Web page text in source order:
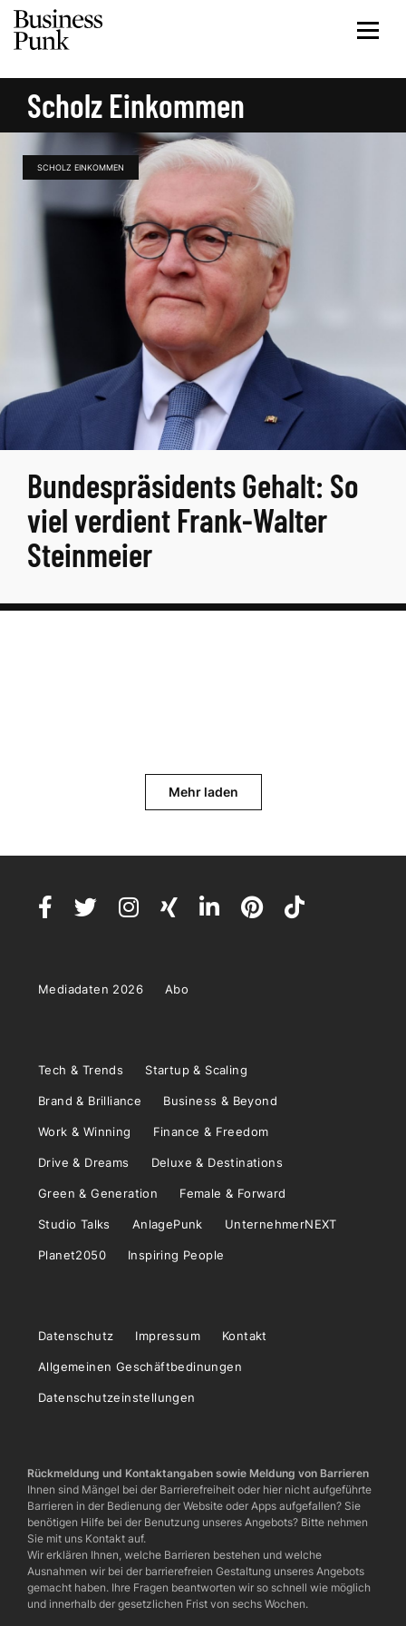
Scholz Einkommen
SCHOLZ EINKOMMEN
Bundespräsidents Gehalt: So
viel verdient Frank-Walter
Steinmeier
Mehr laden
Mediadaten 2026 Abo
Tech & Trends Startup & Scaling
Brand & Brilliance Business & Beyond
Work & Winning Finance & Freedom
Drive & Dreams Deluxe & Destinations
Green & Generation Female & Forward
Studio Talks AnlagePunk UnternehmerNEXT
Planet2050 Inspiring People
Datenschutz Impressum Kontakt
Allgemeinen Geschäftbedinungen
Datenschutzeinstellungen
Rückmeldung und Kontaktangaben sowie Meldung von Barrieren
Ihnen sind Mängel bei der Barrierefreiheit oder hier nicht aufgeführte
Barrieren in der Bedienung der Website oder Apps aufgefallen? Sie
benötigen Hilfe bei der Benutzung unseres Angebots? Bitte nehmen
Sie mit uns Kontakt auf.
Wir erklären Ihnen, welche Barrieren bestehen und welche
Ausnahmen wir bei der barrierefreien Gestaltung unseres Angebots
gemacht haben. Ihre Fragen beantworten wir so schnell wie möglich
und innerhalb der gesetzlichen Frist von sechs Wochen.